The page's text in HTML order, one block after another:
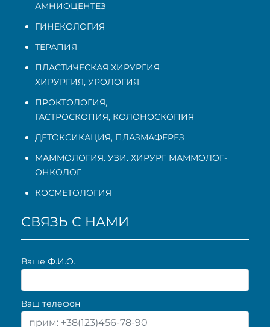
АМНИОЦЕНТЕЗ
ГИНЕКОЛОГИЯ
ТЕРАПИЯ
ПЛАСТИЧЕСКАЯ ХИРУРГИЯ
ХИРУРГИЯ, УРОЛОГИЯ
ПРОКТОЛОГИЯ,
ГАСТРОСКОПИЯ, КОЛОНОСКОПИЯ
ДЕТОКСИКАЦИЯ, ПЛАЗМАФЕРЕЗ
МАММОЛОГИЯ. УЗИ. ХИРУРГ МАММОЛОГ-
ОНКОЛОГ
КОСМЕТОЛОГИЯ
СВЯЗЬ С НАМИ
Ваше Ф.И.О.
Ваш телефон